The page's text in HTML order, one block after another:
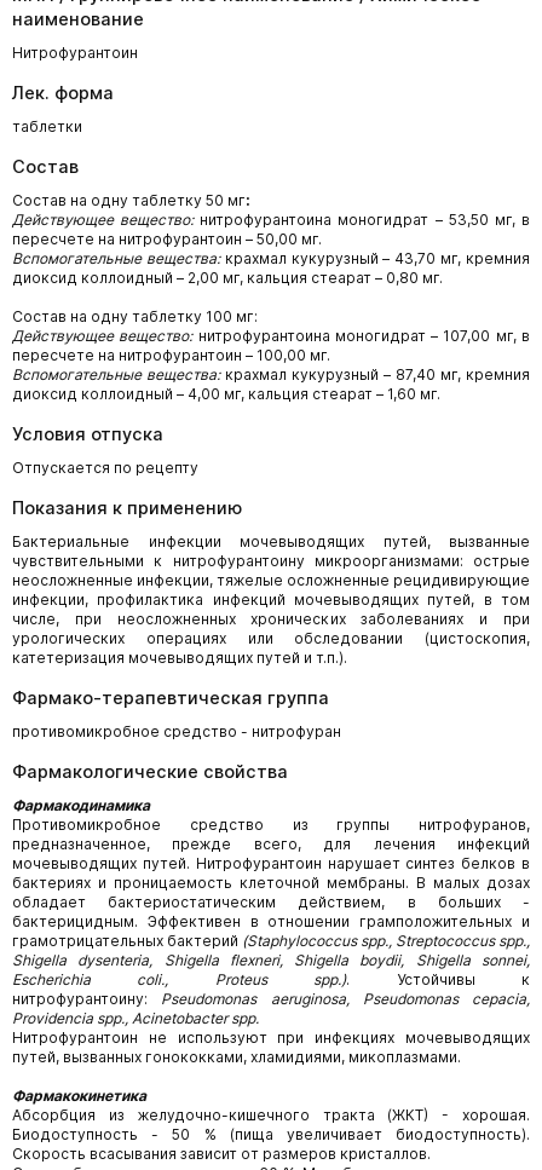
наименование
Нитрофурантоин
Лек. форма
таблетки
Состав
Состав на одну таблетку 50 мг:
Действующее вещество:нитрофурантоина моногидрат – 53,50 мг, в
пересчете на нитрофурантоин – 50,00 мг.
Вспомогательные вещества:крахмал кукурузный – 43,70 мг, кремния
диоксид коллоидный – 2,00 мг, кальция стеарат – 0,80 мг.
Состав на одну таблетку 100 мг:
Действующее вещество:нитрофурантоина моногидрат – 107,00 мг, в
пересчете на нитрофурантоин – 100,00 мг.
Вспомогательные вещества:крахмал кукурузный – 87,40 мг, кремния
диоксид коллоидный – 4,00 мг, кальция стеарат – 1,60 мг.
Условия отпуска
Отпускается по рецепту
Показания к применению
Бактериальные инфекции мочевыводящих путей, вызванные
чувствительными к нитрофурантоину микроорганизмами: острые
неосложненные инфекции, тяжелые осложненные рецидивирующие
инфекции, профилактика инфекций мочевыводящих путей, в том
числе, при неосложненных хронических заболеваниях и при
урологических операциях или обследовании (цистоскопия,
катетеризация мочевыводящих путей и т.п.).
Фармако-терапевтическая группа
противомикробное средство - нитрофуран
Фармакологические свойства
Фармакодинамика
Противомикробное средство из группы нитрофуранов,
предназначенное, прежде всего, для лечения инфекций
мочевыводящих путей. Нитрофурантоин нарушает синтез белков в
бактериях и проницаемость клеточной мембраны. В малых дозах
обладает бактериостатическим действием, в больших -
бактерицидным. Эффективен в отношении грамположительных и
грамотрицательных бактерий (Staphylococcus spp., Streptococcus spp.,
Shigella dysenteria, Shigella flexneri, Shigella boydii, Shigella sonnei,
Escherichia coli., Proteus spp.). Устойчивы к
нитрофурантоину: Pseudomonas aeruginosa, Pseudomonas cepacia,
Providencia spp., Acinetobacter spp.
Нитрофурантоин не используют при инфекциях мочевыводящих
путей, вызванных гонококками, хламидиями, микоплазмами.
Фармакокинетика
Абсорбция из желудочно-кишечного тракта (ЖКТ) - хорошая.
Биодоступность - 50 % (пища увеличивает биодоступность).
Скорость всасывания зависит от размеров кристаллов.